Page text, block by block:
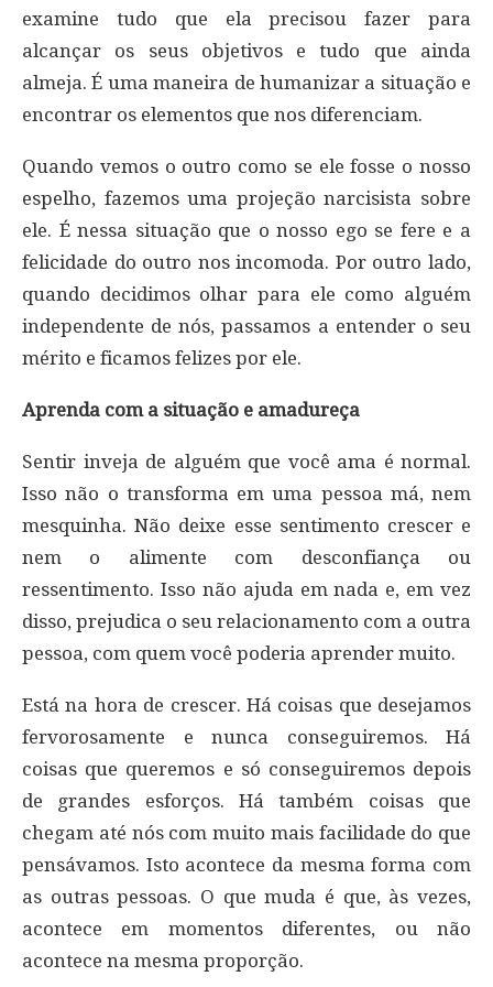
examine tudo que ela precisou fazer para
alcançar os seus objetivos e tudo que ainda
almeja. É uma maneira de humanizar a situação e
encontrar os elementos que nos diferenciam.
Quando vemos o outro como se ele fosse o nosso
espelho, fazemos uma projeção narcisista sobre
ele. É nessa situação que o nosso ego se fere e a
felicidade do outro nos incomoda. Por outro lado,
quando decidimos olhar para ele como alguém
independente de nós, passamos a entender o seu
mérito e ficamos felizes por ele.
Aprenda com a situação e amadureça
Sentir inveja de alguém que você ama é normal.
Isso não o transforma em uma pessoa má, nem
mesquinha. Não deixe esse sentimento crescer e
nem o alimente com desconfiança ou
ressentimento. Isso não ajuda em nada e, em vez
disso, prejudica o seu relacionamento com a outra
pessoa, com quem você poderia aprender muito.
Está na hora de crescer. Há coisas que desejamos
fervorosamente e nunca conseguiremos. Há
coisas que queremos e só conseguiremos depois
de grandes esforços. Há também coisas que
chegam até nós com muito mais facilidade do que
pensávamos. Isto acontece da mesma forma com
as outras pessoas. O que muda é que, às vezes,
acontece em momentos diferentes, ou não
acontece na mesma proporção.